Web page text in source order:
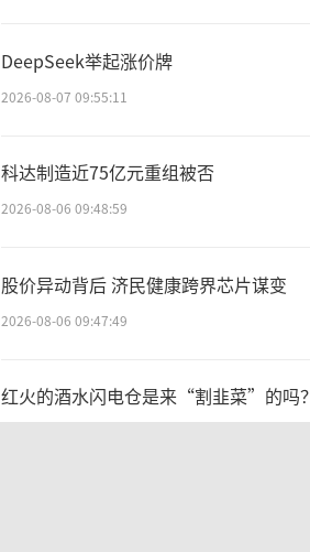
DeepSeek举起涨价牌
2026-08-07 09:55:11
科达制造近75亿元重组被否
2026-08-06 09:48:59
股价异动背后 济民健康跨界芯片谋变
2026-08-06 09:47:49
红火的酒水闪电仓是来“割韭菜”的吗？